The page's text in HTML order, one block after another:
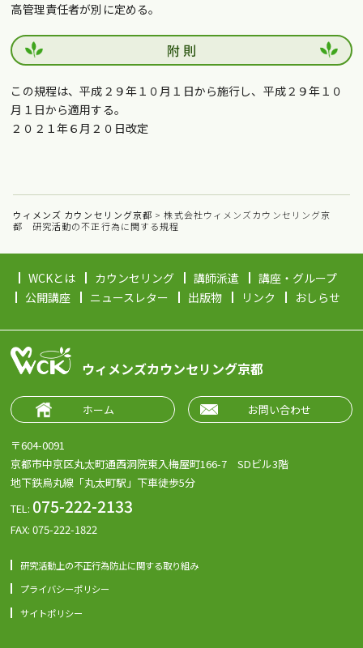
高管理責任者が別に定める。
附 則
この規程は、平成２９年１０月１日から施行し、平成２９年１０
月１日から適用する。
２０２１年６月２０日改定
ウィメンズ カウンセリング京都 >株式会社ウィメンズカウンセリング京
都 研究活動の不正行為に関する規程
WCKとは カウンセリング 講師派遣
講座・グループ
公開講座
ニュースレター 出版物 リンク おしらせ
ウィメンズカウンセリング京都
ホーム お問い合わせ
〒604-0091
京都市中京区丸太町通西洞院東入梅屋町166-7 SDビル3階
地下鉄烏丸線「丸太町駅」下車徒歩5分
TEL: 075-222-2133
FAX: 075-222-1822
研究活動上の不正行為防止に関する取り組み
プライバシーポリシー
サイトポリシー